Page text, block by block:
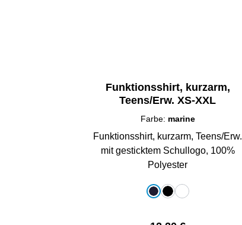
Funktionsshirt, kurzarm,
Teens/Erw. XS-XXL
Farbe: marine
Funktionsshirt, kurzarm, Teens/Erw.
mit gesticktem Schullogo, 100%
Polyester
auswählen
marineschwarz
weiß